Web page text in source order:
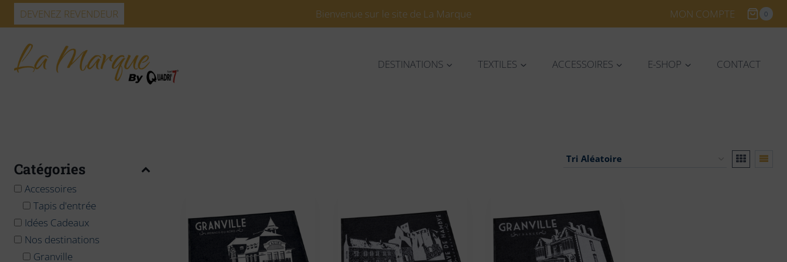
Skip DEVENEZ REVENDEUR Bienvenue sur le site de La Marque MON COMPTE 0
DESTINATIONS TEXTILES ACCESSOIRES E-SHOP CONTACT
Catégories
Accessoires
Tapis d'entrée
Idées Cadeaux
Nos destinations
Granville